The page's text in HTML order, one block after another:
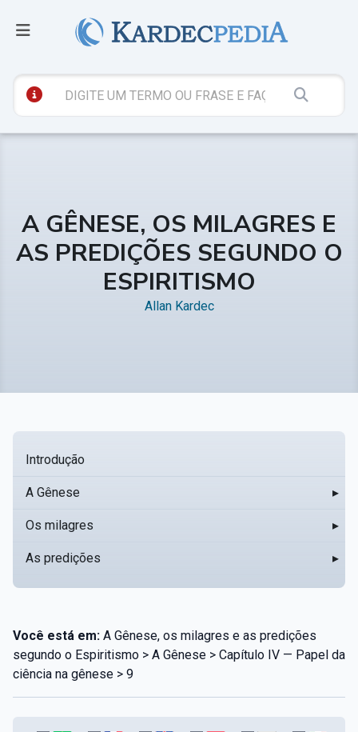
A GÊNESE, OS MILAGRES E
AS PREDIÇÕES SEGUNDO O
ESPIRITISMO
Allan Kardec
Introdução
A Gênese ▸
Os milagres ▸
As predições ▸
Você está em: A Gênese, os milagres e as predições
segundo o Espiritismo > A Gênese > Capítulo IV — Papel da
ciência na gênese > 9